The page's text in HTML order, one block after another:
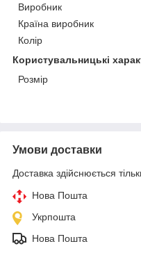
Виробник
Країна виробник
Колір
Користувальницькі
Розмір
Умови доставки
Доставка здійснюється
Нова Пошта
Укрпошта
Нова Пошта